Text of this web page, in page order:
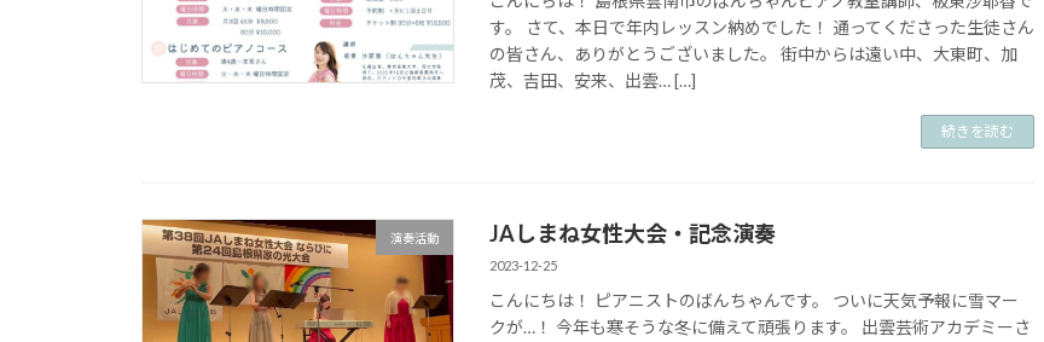
す。 さて、本日で年内レッスン納めでした！ 通ってくださった生徒さん
の皆さん、ありがとうございました。 街中からは遠い中、大東町、加
茂、吉田、安来、出雲… […]
続きを読む
演奏活動 JAしまね女性大会・記念演奏
2023-12-25
こんにちは！ ピアニストのばんちゃんです。 ついに天気予報に雪マー
クが…！ 今年も寒そうな冬に備えて頑張ります。 出雲芸術アカデミーさ